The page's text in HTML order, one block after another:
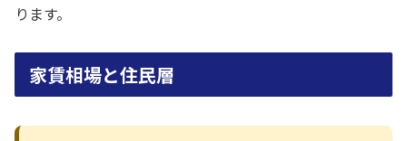
ります。
家賃相場と住民層